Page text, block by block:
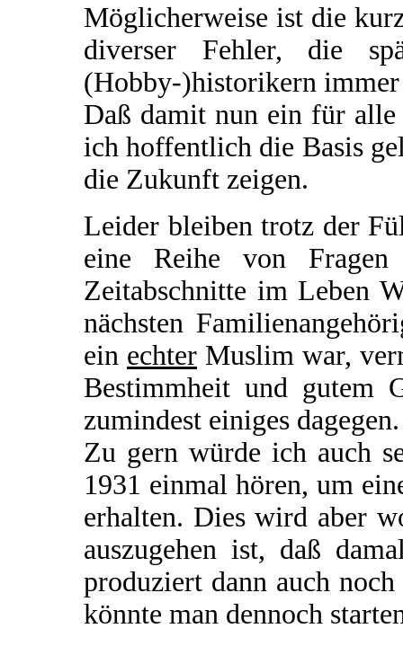
Möglicherweise ist die
diverser Fehler, die
(Hobby-)historikern immer
Daß damit nun ein für
ich hoffentlich die Basis
die Zukunft zeigen.
Leider bleiben trotz der
eine Reihe von
Zeitabschnitte im Leben
nächsten
ein echter Muslim war,
Bestimmheit und gutem
zumindest einiges dagegen.
Zu gern würde ich auch
1931 einmal hören, um
erhalten. Dies wird aber
auszugehen ist, daß
produziert dann auch
könnte man dennoch